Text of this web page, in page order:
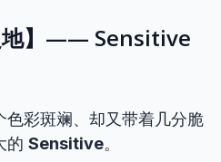
地】—— Sensitive
彩斑斓、却又带着几分脆
的 Sensitive。